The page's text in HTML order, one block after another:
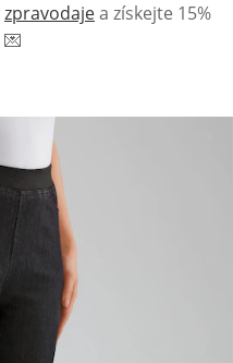
zpravodajea získejte 15%
💌